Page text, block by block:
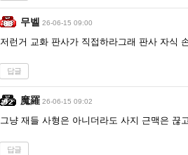
무벨 26-06-15 09:00
저런거 교화 판사가 직접하라그래 판사 자식
답글
魔羅 26-06-15 09:02
그냥 재들 사형은 아니더라도 사지 근맥은 끊
답글